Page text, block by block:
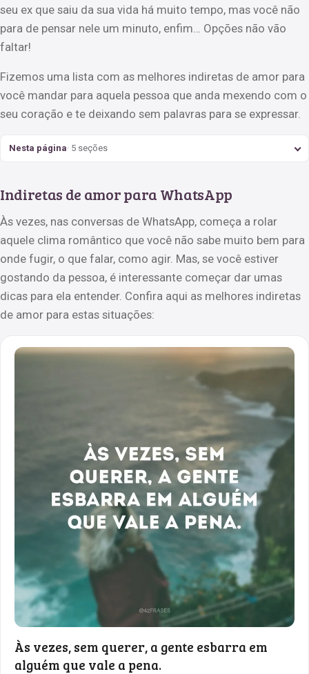
seu ex que saiu da sua vida há muito tempo, mas você não
para de pensar nele um minuto, enfim… Opções não vão
faltar!
Fizemos uma lista com as melhores indiretas de amor para
você mandar para aquela pessoa que anda mexendo com o
seu coração e te deixando sem palavras para se expressar.
Nesta página· 5 seções
Indiretas de amor para WhatsApp
Às vezes, nas conversas de WhatsApp, começa a rolar
aquele clima romântico que você não sabe muito bem para
onde fugir, o que falar, como agir. Mas, se você estiver
gostando da pessoa, é interessante começar dar umas
dicas para ela entender. Confira aqui as melhores indiretas
de amor para estas situações:
Às vezes, sem querer, a gente esbarra em
alguém que vale a pena.